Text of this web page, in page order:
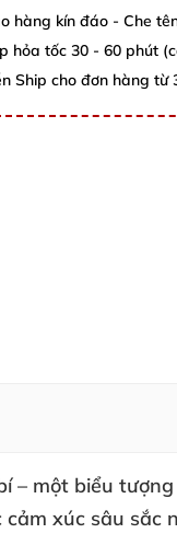
hàng kín đáo - Che
hỏa tốc 30 - 60 phút
Ship cho đơn hàng từ
– một biểu
xúc sâu sắc